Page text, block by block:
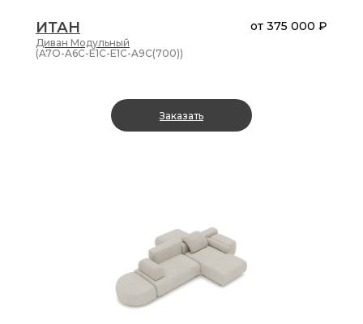
ИТАН
Диван Модульный
от 375 000 ₽
(A7O-A6C-E1C-E1C-A9C(700))
Заказать